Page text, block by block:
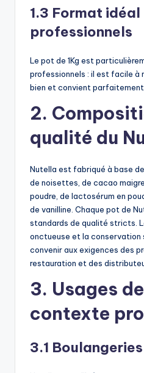
1.3 Format
professionnels
Le pot de 1Kg est
professionnels : il est facile à
bien et convient parfaitement
2.
qualité du
Nutella est fabriqué à base de
de noisettes, de cacao
poudre, de lactosérum en
de vanilline. Chaque pot de
standards de qualité stricts.
onctueuse et la conservation
convenir aux exigences des
restauration et des
3. Usages
contexte
3.1